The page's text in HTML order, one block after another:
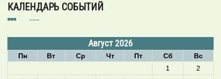
КАЛЕНДАРЬ СОБЫТИЙ
Август 2026
Пн Вт Ср Чт Пт Сб
Вс
1
2